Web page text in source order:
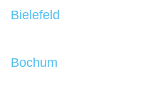
Bielefeld
Bochum